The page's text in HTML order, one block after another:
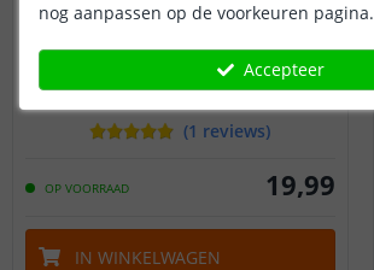
Yeelight - GU10 fitting
4.5 watt - RGBWW
(1 reviews)
OP VOORRAAD 19,99
IN WINKELWAGEN
nog aanpassen op de voorkeuren pagina.
Accepteer